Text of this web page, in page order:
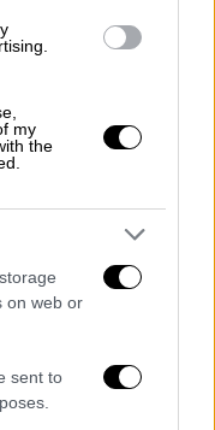
my
the
on web or
sent to
χαμογελάω»:
μετά
ο ένας ανήλικος
οδηγεί!